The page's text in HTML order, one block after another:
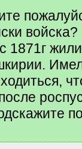
1871г